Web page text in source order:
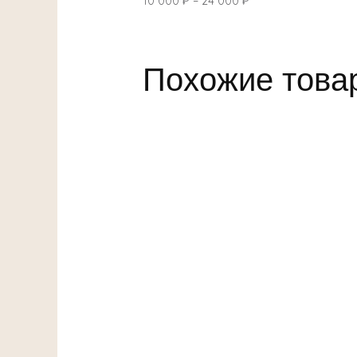
Похожие